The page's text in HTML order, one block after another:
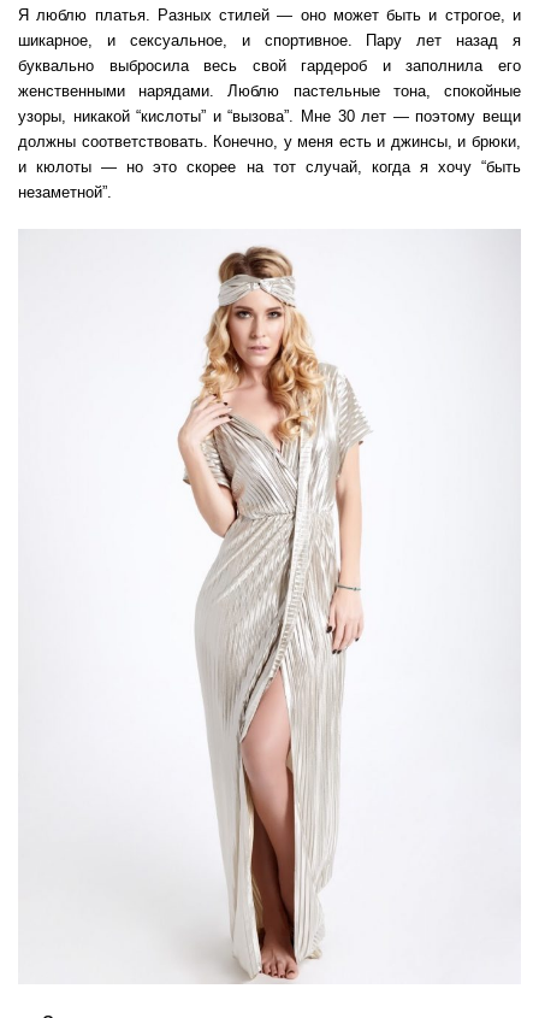
Я люблю платья. Разных стилей — оно может быть и строгое, и
шикарное, и сексуальное, и спортивное. Пару лет назад я
буквально выбросила весь свой гардероб и заполнила его
женственными нарядами. Люблю пастельные тона, спокойные
узоры, никакой “кислоты” и “вызова”. Мне 30 лет — поэтому вещи
должны соответствовать. Конечно, у меня есть и джинсы, и брюки,
и кюлоты — но это скорее на тот случай, когда я хочу “быть
незаметной”.